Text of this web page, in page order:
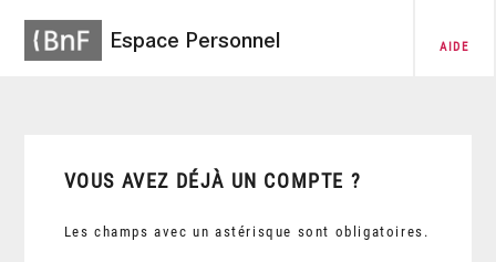
Espace Personnel AIDE
VOUS AVEZ DÉJÀ UN COMPTE ?
Les champs avec un astérisque sont obligatoires.